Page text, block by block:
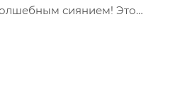
сиянием! Это